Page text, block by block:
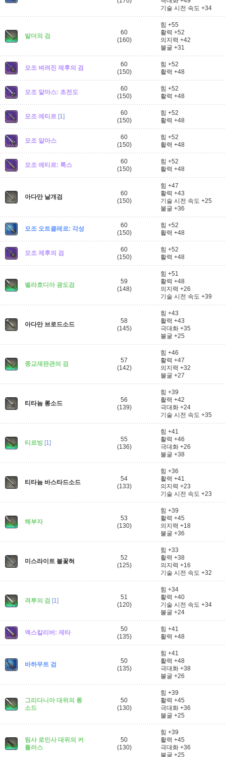
기술 시전 속도 +34
발더의 검
60
(160)
힘 +55
활력 +52
의지력 +42
불굴 +31
모조 벼려진 제후의 검
60
(150)
힘 +52
활력 +48
모조 알마스: 초전도
60
(150)
힘 +52
활력 +48
모조 에티르 [1]
60
(150)
힘 +52
활력 +48
모조 알마스
60
(150)
힘 +52
활력 +48
모조 에티르: 룩스
60
(150)
힘 +52
활력 +48
아다만 날개검
60
(150)
힘 +47
활력 +43
기술 시전 속도 +25
불굴 +36
모조 오트클레르: 각성
60
(150)
힘 +52
활력 +48
모조 제후의 검
60
(150)
힘 +52
활력 +48
벨라흐디아 광도검
59
(148)
힘 +51
활력 +48
의지력 +26
기술 시전 속도 +39
아다만 브로드소드
58
(145)
힘 +43
활력 +43
극대화 +35
불굴 +25
종교재판관의 검
57
(142)
힘 +46
활력 +47
의지력 +32
불굴 +27
티타늄 롱소드
56
(139)
힘 +39
활력 +42
극대화 +24
기술 시전 속도 +35
티르빙 [1]
55
(136)
힘 +41
활력 +46
극대화 +26
불굴 +38
티타늄 바스타드소드
54
(133)
힘 +36
활력 +41
의지력 +23
기술 시전 속도 +23
해부자
53
(130)
힘 +39
활력 +45
의지력 +18
불굴 +36
미스라이트 불꽃혀
52
(125)
힘 +33
활력 +38
의지력 +16
기술 시전 속도 +32
격투의 검 [1]
51
(120)
힘 +34
활력 +40
기술 시전 속도 +34
불굴 +24
엑스칼리버: 제타
50
(135)
힘 +41
활력 +48
바하무트 검
50
(135)
힘 +41
활력 +48
극대화 +38
불굴 +26
그리다니아 대위의 롱
소드
50
(130)
힘 +39
활력 +45
극대화 +36
불굴 +25
림사 로민사 대위의 커
틀러스
50
(130)
힘 +39
활력 +45
극대화 +36
불굴 +25